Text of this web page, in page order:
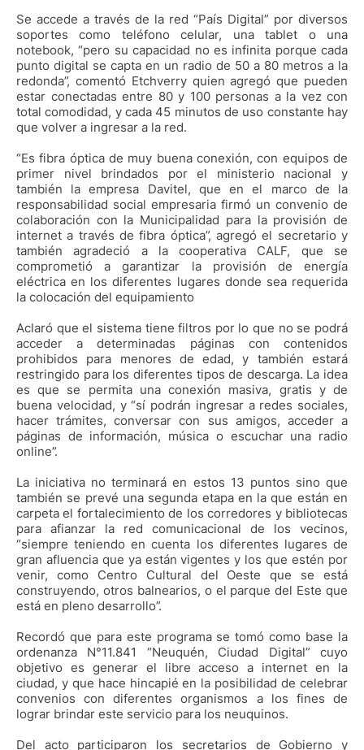
Se accede a través de la red “País Digital” por diversos
soportes como teléfono celular, una tablet o una
notebook, “pero su capacidad no es infinita porque cada
punto digital se capta en un radio de 50 a 80 metros a la
redonda”, comentó Etchverry quien agregó que pueden
estar conectadas entre 80 y 100 personas a la vez con
total comodidad, y cada 45 minutos de uso constante hay
que volver a ingresar a la red.
“Es fibra óptica de muy buena conexión, con equipos de
primer nivel brindados por el ministerio nacional y
también la empresa Davitel, que en el marco de la
responsabilidad social empresaria firmó un convenio de
colaboración con la Municipalidad para la provisión de
internet a través de fibra óptica”, agregó el secretario y
también agradeció a la cooperativa CALF, que se
comprometió a garantizar la provisión de energía
eléctrica en los diferentes lugares donde sea requerida
la colocación del equipamiento
Aclaró que el sistema tiene filtros por lo que no se podrá
acceder a determinadas páginas con contenidos
prohibidos para menores de edad, y también estará
restringido para los diferentes tipos de descarga. La idea
es que se permita una conexión masiva, gratis y de
buena velocidad, y “sí podrán ingresar a redes sociales,
hacer trámites, conversar con sus amigos, acceder a
páginas de información, música o escuchar una radio
online”.
La iniciativa no terminará en estos 13 puntos sino que
también se prevé una segunda etapa en la que están en
carpeta el fortalecimiento de los corredores y bibliotecas
para afianzar la red comunicacional de los vecinos,
“siempre teniendo en cuenta los diferentes lugares de
gran afluencia que ya están vigentes y los que estén por
venir, como Centro Cultural del Oeste que se está
construyendo, otros balnearios, o el parque del Este que
está en pleno desarrollo”.
Recordó que para este programa se tomó como base la
ordenanza N°11.841 “Neuquén, Ciudad Digital” cuyo
objetivo es generar el libre acceso a internet en la
ciudad, y que hace hincapié en la posibilidad de celebrar
convenios con diferentes organismos a los fines de
lograr brindar este servicio para los neuquinos.
Del acto participaron los secretarios de Gobierno y